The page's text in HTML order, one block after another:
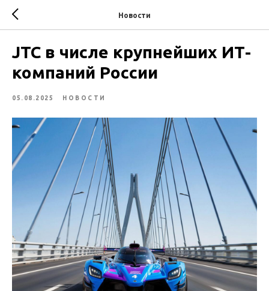
Новости
JTC в числе крупнейших ИТ-
компаний России
05.08.2025 НОВОСТИ